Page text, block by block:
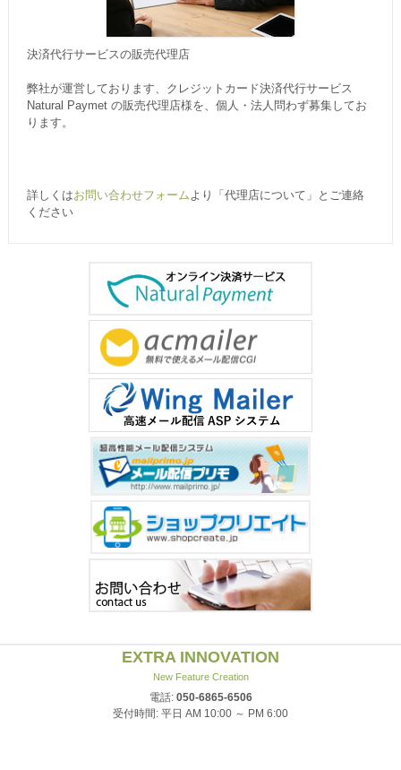
決済代行サービスの販売代理店
弊社が運営しております、クレジットカード決済代行サービス
Natural Paymet の販売代理店様を、個人・法人問わず募集してお
ります。
詳しくはお問い合わせフォーム より「代理店について」とご連絡
ください
EXTRA INNOVATION
New Feature Creation
電話:050-6865-6506
受付時間: 平日 AM 10:00 ～ PM 6:00